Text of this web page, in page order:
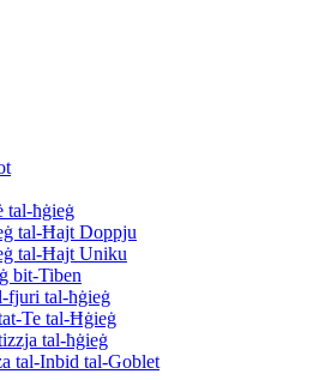
tal-ħġieġ
tal-Ħajt Doppju
tal-Ħajt Uniku
bit-Tiben
fjuri tal-ħġieġ
Te tal-Ħġieġ
tal-ħġieġ
tal-Inbid tal-Goblet